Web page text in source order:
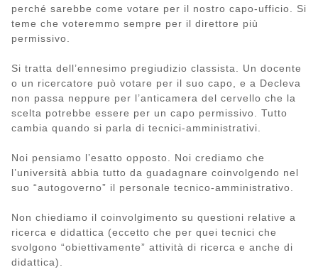
perché sarebbe come votare per il nostro capo-ufficio. Si
teme che voteremmo sempre per il direttore più
permissivo.
Si tratta dell’ennesimo pregiudizio classista. Un docente
o un ricercatore può votare per il suo capo, e a Decleva
non passa neppure per l’anticamera del cervello che la
scelta potrebbe essere per un capo permissivo. Tutto
cambia quando si parla di tecnici-amministrativi.
Noi pensiamo l’esatto opposto. Noi crediamo che
l’università abbia tutto da guadagnare coinvolgendo nel
suo “autogoverno” il personale tecnico-amministrativo.
Non chiediamo il coinvolgimento su questioni relative a
ricerca e didattica (eccetto che per quei tecnici che
svolgono “obiettivamente” attività di ricerca e anche di
didattica).